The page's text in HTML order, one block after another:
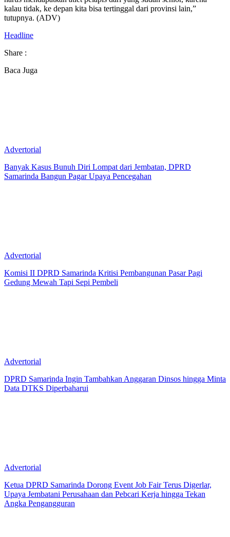
kalau tidak, ke depan kita bisa tertinggal dari provinsi lain,”
tutupnya. (ADV)
Headline
Share :
Baca Juga
Advertorial
Banyak Kasus Bunuh Diri Lompat dari Jembatan, DPRD
Samarinda Bangun Pagar Upaya Pencegahan
Advertorial
Komisi II DPRD Samarinda Kritisi Pembangunan Pasar Pagi
Gedung Mewah Tapi Sepi Pembeli
Advertorial
DPRD Samarinda Ingin Tambahkan Anggaran Dinsos hingga Minta
Data DTKS Diperbaharui
Advertorial
Ketua DPRD Samarinda Dorong Event Job Fair Terus Digerlar,
Upaya Jembatani Perusahaan dan Pebcari Kerja hingga Tekan
Angka Pengangguran